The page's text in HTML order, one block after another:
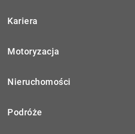
Kariera
Motoryzacja
Nieruchomości
Podróże